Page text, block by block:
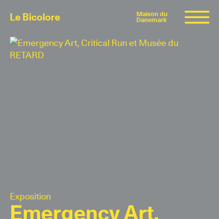
Le Bicolore
Info
Maison du
Danemark
Exposition
Emergency Art,